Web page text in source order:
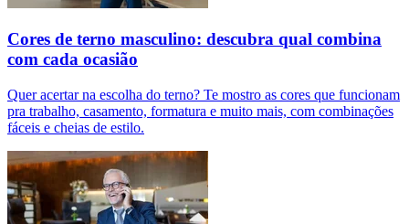
Cores de terno masculino: descubra qual combina
com cada ocasião
Quer acertar na escolha do terno? Te mostro as cores que funcionam
pra trabalho, casamento, formatura e muito mais, com combinações
fáceis e cheias de estilo.